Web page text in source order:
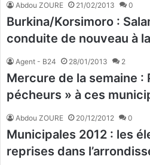
Abdou ZOURE 21/02/2013 0
Burkina/Korsimoro :
conduite de nouveau à
Agent - B24 28/01/2013 2
Mercure de la semaine :
pécheurs » à ces
Abdou ZOURE 20/12/2012 0
Municipales 2012 : les
reprises dans